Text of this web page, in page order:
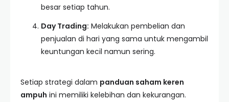
besar setiap tahun.
Day Trading: Melakukan pembelian dan
penjualan di hari yang sama untuk mengambil
keuntungan kecil namun sering.
Setiap strategi dalam panduan saham keren
ampuh ini memiliki kelebihan dan kekurangan.